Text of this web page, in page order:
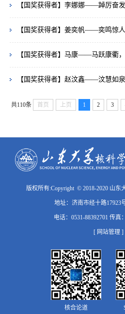
【国奖获得者】李娜娜——踔厉奋
【国奖获得者】姜奕帆——奕鸣惊
【国奖获得者】马康——马跃康衢
【国奖获得者】赵汶鑫——汶慧如
共110条 首页 上页 1 2 3
版权所有:Copyright © 2018-2020 山东
地址：济南市经十路17923
电话：0531-88392701 传真
[ 网站管理 ]
核合论道